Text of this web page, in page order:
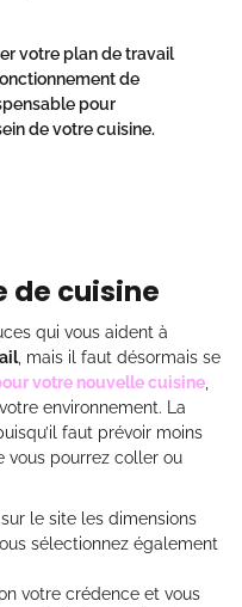
votre plan de travail
de
pour
de votre cuisine.
de cuisine
qui vous aident à
, mais il faut désormais se
votre nouvelle cuisine
environnement. La
faut prévoir moins
vous pourrez coller ou
le site les dimensions
sélectionnez également
votre crédence et vous